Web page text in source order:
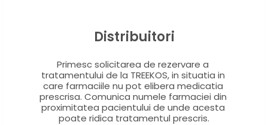
Distribuitori
Primesc solicitarea de rezervare a
tratamentului de la TREEKOS, in situatia in
care farmaciile nu pot elibera medicatia
prescrisa. Comunica numele farmaciei din
proximitatea pacientului de unde acesta
poate ridica tratamentul prescris.